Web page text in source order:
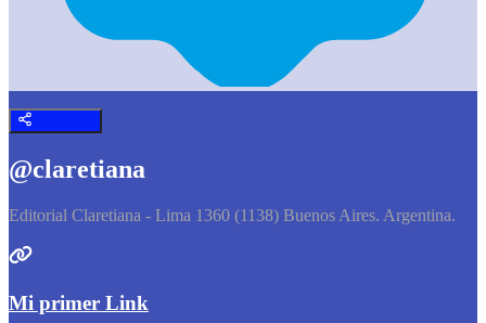
@claretiana
Editorial Claretiana - Lima 1360 (1138) Buenos Aires. Argentina.
Mi primer Link